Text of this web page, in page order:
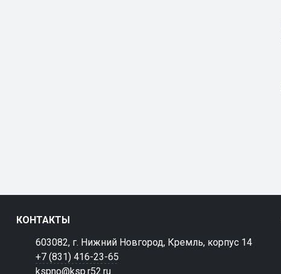
КОНТАКТЫ
603082, г. Нижний Новгород, Кремль, корпус 14
+7 (831) 416-23-65
kspno@ksp.r52.ru